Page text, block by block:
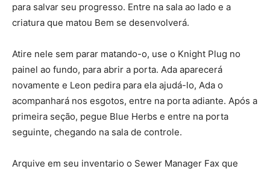
para salvar seu progresso. Entre na sala ao lado e a
criatura que matou Bem se desenvolverá.
Atire nele sem parar matando-o, use o Knight Plug no
painel ao fundo, para abrir a porta. Ada aparecerá
novamente e Leon pedira para ela ajudá-lo, Ada o
acompanhará nos esgotos, entre na porta adiante. Após a
primeira seção, pegue Blue Herbs e entre na porta
seguinte, chegando na sala de controle.
Arquive em seu inventario o Sewer Manager Fax que